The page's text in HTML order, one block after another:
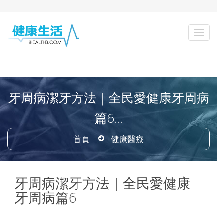
牙周病潔牙方法｜全民愛健康牙周病
篇6...
首頁 健康醫療
牙周病潔牙方法｜全民愛健康
牙周病篇6